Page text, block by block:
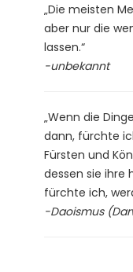
„Die meisten
aber nur die
lassen.“
-unbekannt
„Wenn die
dann, fürchte
Fürsten und
dessen sie ihre
fürchte ich,
-Daoismus